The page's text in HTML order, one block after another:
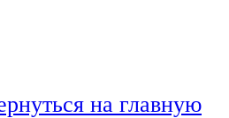
на главную